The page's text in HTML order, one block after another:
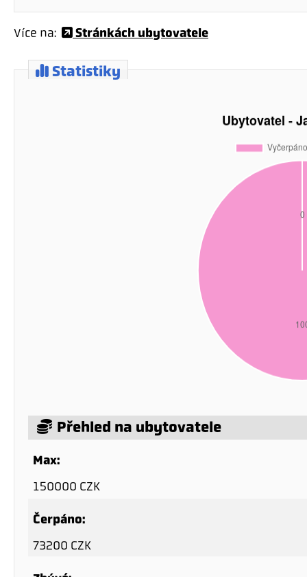
Více na: Stránkách ubytovatele
Statistiky
Přehled na ubytovatele
Max:
150000 CZK
Čerpáno:
73200 CZK